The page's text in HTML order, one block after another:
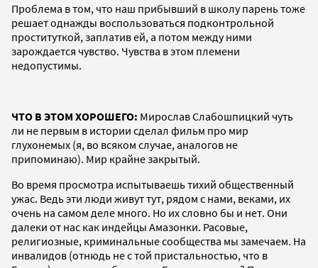
Проблема в том, что наш прибывший в школу парень тоже
решает однажды воспользоваться подконтрольной
проституткой, заплатив ей, а потом между ними
зарождается чувство. Чувства в этом племени
недопустимы.
ЧТО В ЭТОМ ХОРОШЕГО: Мирослав Слабошпицкий чуть
ли не первым в истории сделал фильм про мир
глухонемых (я, во всяком случае, аналогов не
припоминаю). Мир крайне закрытый.
Во время просмотра испытываешь тихий общественный
ужас. Ведь эти люди живут тут, рядом с нами, веками, их
очень на самом деле много. Но их словно бы и нет. Они
далеки от нас как индейцы Амазонки. Расовые,
религиозные, криминальные сообщества мы замечаем. На
инвалидов (отнюдь не с той пристальностью, что в